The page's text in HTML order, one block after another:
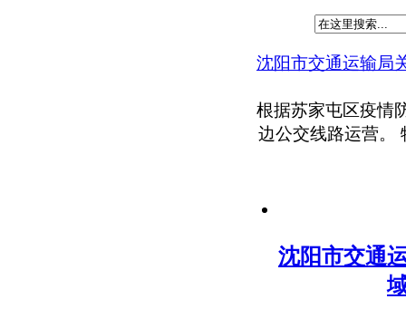
沈阳市交通运输局
根据苏家屯区疫情
边公交线路运营。
沈阳市交通